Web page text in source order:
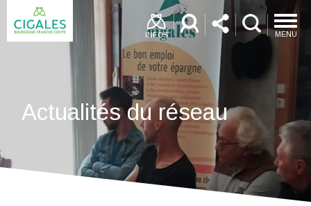
MENU
INFOS
Actualités du réseau